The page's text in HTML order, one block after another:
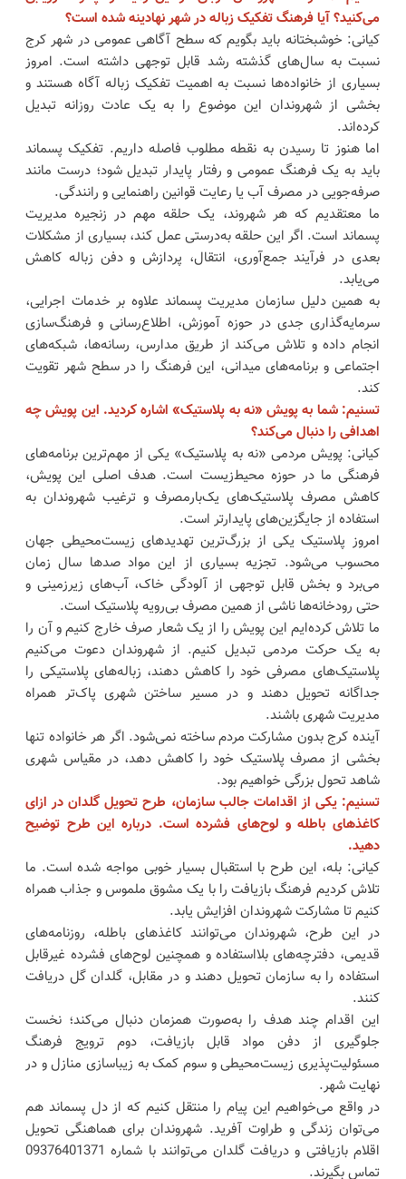
می‌کنید؟ آیا فرهنگ تفکیک زباله در شهر نهادینه شده است؟
کیانی: خوشبختانه باید بگویم که سطح آگاهی عمومی در شهر کرج
نسبت به سال‌های گذشته رشد قابل توجهی داشته است. امروز
بسیاری از خانواده‌ها نسبت به اهمیت تفکیک زباله آگاه هستند و
بخشی از شهروندان این موضوع را به یک عادت روزانه تبدیل
کرده‌اند.
اما هنوز تا رسیدن به نقطه مطلوب فاصله داریم. تفکیک پسماند
باید به یک فرهنگ عمومی و رفتار پایدار تبدیل شود؛ درست مانند
صرفه‌جویی در مصرف آب یا رعایت قوانین راهنمایی و رانندگی.
ما معتقدیم که هر شهروند، یک حلقه مهم در زنجیره مدیریت
پسماند است. اگر این حلقه به‌درستی عمل کند، بسیاری از مشکلات
بعدی در فرآیند جمع‌آوری، انتقال، پردازش و دفن زباله کاهش
می‌یابد.
به همین دلیل سازمان مدیریت پسماند علاوه بر خدمات اجرایی،
سرمایه‌گذاری جدی در حوزه آموزش، اطلاع‌رسانی و فرهنگ‌سازی
انجام داده و تلاش می‌کند از طریق مدارس، رسانه‌ها، شبکه‌های
اجتماعی و برنامه‌های میدانی، این فرهنگ را در سطح شهر تقویت
کند.
تسنیم: شما به پویش «نه به پلاستیک» اشاره کردید. این پویش چه
اهدافی را دنبال می‌کند؟
کیانی: پویش مردمی «نه به پلاستیک» یکی از مهم‌ترین برنامه‌های
فرهنگی ما در حوزه محیط‌زیست است. هدف اصلی این پویش،
کاهش مصرف پلاستیک‌های یک‌بارمصرف و ترغیب شهروندان به
استفاده از جایگزین‌های پایدارتر است.
امروز پلاستیک یکی از بزرگ‌ترین تهدیدهای زیست‌محیطی جهان
محسوب می‌شود. تجزیه بسیاری از این مواد صدها سال زمان
می‌برد و بخش قابل توجهی از آلودگی خاک، آب‌های زیرزمینی و
حتی رودخانه‌ها ناشی از همین مصرف بی‌رویه پلاستیک است.
ما تلاش کرده‌ایم این پویش را از یک شعار صرف خارج کنیم و آن را
به یک حرکت مردمی تبدیل کنیم. از شهروندان دعوت می‌کنیم
پلاستیک‌های مصرفی خود را کاهش دهند، زباله‌های پلاستیکی را
جداگانه تحویل دهند و در مسیر ساختن شهری پاک‌تر همراه
مدیریت شهری باشند.
آینده کرج بدون مشارکت مردم ساخته نمی‌شود. اگر هر خانواده تنها
بخشی از مصرف پلاستیک خود را کاهش دهد، در مقیاس شهری
شاهد تحول بزرگی خواهیم بود.
تسنیم: یکی از اقدامات جالب سازمان، طرح تحویل گلدان در ازای
کاغذهای باطله و لوح‌های فشرده است. درباره این طرح توضیح
دهید.
کیانی: بله، این طرح با استقبال بسیار خوبی مواجه شده است. ما
تلاش کردیم فرهنگ بازیافت را با یک مشوق ملموس و جذاب همراه
کنیم تا مشارکت شهروندان افزایش یابد.
در این طرح، شهروندان می‌توانند کاغذهای باطله، روزنامه‌های
قدیمی، دفترچه‌های بلااستفاده و همچنین لوح‌های فشرده غیرقابل
استفاده را به سازمان تحویل دهند و در مقابل، گلدان گل دریافت
کنند.
این اقدام چند هدف را به‌صورت همزمان دنبال می‌کند؛ نخست
جلوگیری از دفن مواد قابل بازیافت، دوم ترویج فرهنگ
مسئولیت‌پذیری زیست‌محیطی و سوم کمک به زیباسازی منازل و در
نهایت شهر.
در واقع می‌خواهیم این پیام را منتقل کنیم که از دل پسماند هم
می‌توان زندگی و طراوت آفرید. شهروندان برای هماهنگی تحویل
اقلام بازیافتی و دریافت گلدان می‌توانند با شماره 09376401371
تماس بگیرند.